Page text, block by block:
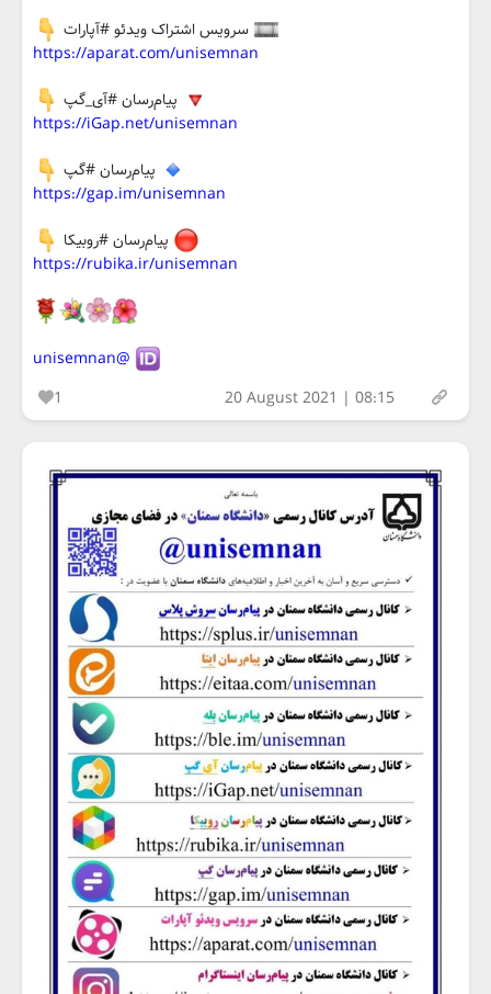
سرویس اشتراک ویدئو #آپارات
https://aparat.com/unisemnan
پيام‌رسان #آی_گپ
https://iGap.net/unisemnan
پيام‌رسان #گپ
https://gap.im/unisemnan
پيام‌رسان #روبیکا
https://rubika.ir/unisemnan
@unisemnan
1
20 August 2021 | 08:15